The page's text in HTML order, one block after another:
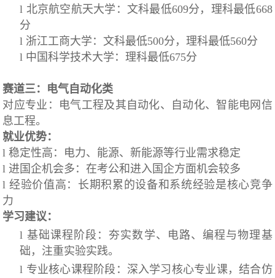
l 北京航空航天大学：文科最低609分，理科最低668
分
l 浙江工商大学：文科最低500分，理科最低560分
l 中国科学技术大学：理科最低675分
赛道三：电气自动化类
对应专业：电气工程及其自动化、自动化、智能电网信
息工程。
就业优势：
l 稳定性高：电力、能源、新能源等行业需求稳定
l 进国企机会多：在考公和进入国企方面机会较多
l 经验价值高：长期积累的设备和系统经验是核心竞争
力
学习建议：
l 基础课程阶段：夯实数学、电路、编程与物理基
础，注重实验实践。
l 专业核心课程阶段：深入学习核心专业课，结合仿